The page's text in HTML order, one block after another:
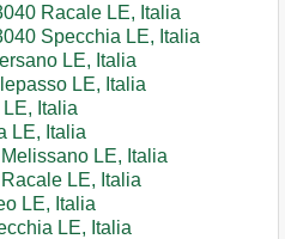
Racale LE, Italia
Specchia LE, Italia
LE, Italia
LE, Italia
Italia
LE, Italia
LE, Italia
LE, Italia
LE, Italia
LE, Italia